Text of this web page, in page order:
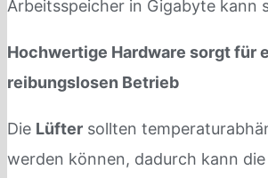
Arbeitsspeicher in Gigabyte kann
Hochwertige Hardware sorgt für
reibungslosen Betrieb
Die Lüfter sollten
werden können, dadurch kann die